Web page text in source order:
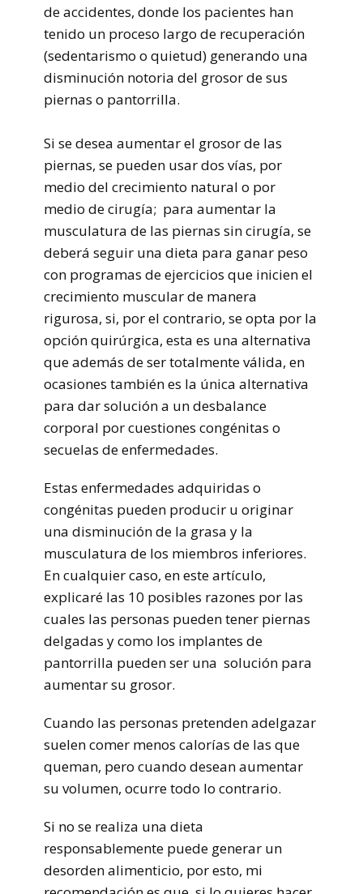
de accidentes, donde los pacientes han
tenido un proceso largo de recuperación
(sedentarismo o quietud) generando una
disminución notoria del grosor de sus
piernas o pantorrilla.
Si se desea aumentar el grosor de las
piernas, se pueden usar dos vías, por
medio del crecimiento natural o por
medio de cirugía; para aumentar la
musculatura de las piernas sin cirugía, se
deberá seguir una dieta para ganar peso
con programas de ejercicios que inicien el
crecimiento muscular de manera
rigurosa, si, por el contrario, se opta por la
opción quirúrgica, esta es una alternativa
que además de ser totalmente válida, en
ocasiones también es la única alternativa
para dar solución a un desbalance
corporal por cuestiones congénitas o
secuelas de enfermedades.
Estas enfermedades adquiridas o
congénitas pueden producir u originar
una disminución de la grasa y la
musculatura de los miembros inferiores.
En cualquier caso, en este artículo,
explicaré las 10 posibles razones por las
cuales las personas pueden tener piernas
delgadas y como los implantes de
pantorrilla pueden ser una solución para
aumentar su grosor.
Cuando las personas pretenden adelgazar
suelen comer menos calorías de las que
queman, pero cuando desean aumentar
su volumen, ocurre todo lo contrario.
Si no se realiza una dieta
responsablemente puede generar un
desorden alimenticio, por esto, mi